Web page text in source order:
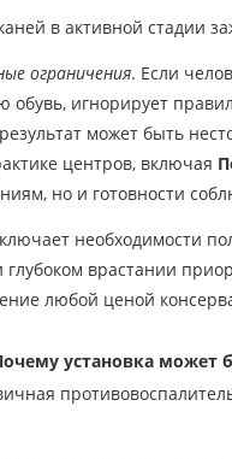
в активной стадии
ограничения. Если
обувь, игнорирует
может быть
центров, включая
но и готовности
необходимости
врастании
любой ценой
установка может